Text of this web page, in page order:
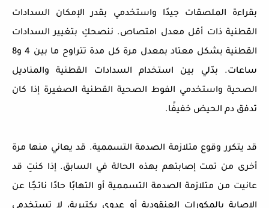
بقراءة الملصقات جيدًا واستخدمي بقدر الإمكان السدادات
القطنية ذات أقل معدل امتصاص. ننصحكِ بتغيير السدادات
القطنية بشكل معتاد بمعدل مرة كل مدة تتراوح ما بين 4 و8
ساعات. بدّلي بين استخدام السدادات القطنية والمناديل
الصحية واستخدمي الفوط الصحية القطنية الصغيرة إذا كان
تدفق دم الحيض خفيفًا.
قد يتكرر وقوع متلازمة الصدمة التسممية. قد يعاني منها مرة
أخرى من تمت إصابتهم بهذه الحالة في السابق. إذا كنتِ قد
عانيت من متلازمة الصدمة التسممية أو التهابًا حادًا ناتجًا عن
الإصابة بالمكورات العنقودية أو عدوى بكتيرية، لا تستخدمي